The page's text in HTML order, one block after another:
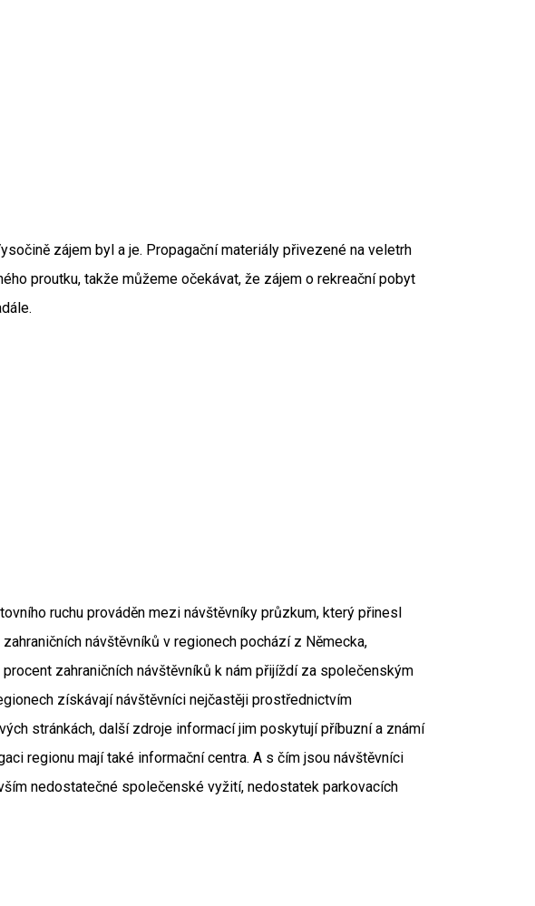
zájem byl a je. Propagační materiály přivezené na veletrh
proutku, takže můžeme očekávat, že zájem o rekreační pobyt
ruchu prováděn mezi návštěvníky průzkum, který přinesl
návštěvníků v regionech pochází z Německa,
zahraničních návštěvníků k nám přijíždí za společenským
získávají návštěvníci nejčastěji prostřednictvím
stránkách, další zdroje informací jim poskytují příbuzní a známí
regionu mají také informační centra. A s čím jsou návštěvníci
nedostatečné společenské vyžití, nedostatek parkovacích